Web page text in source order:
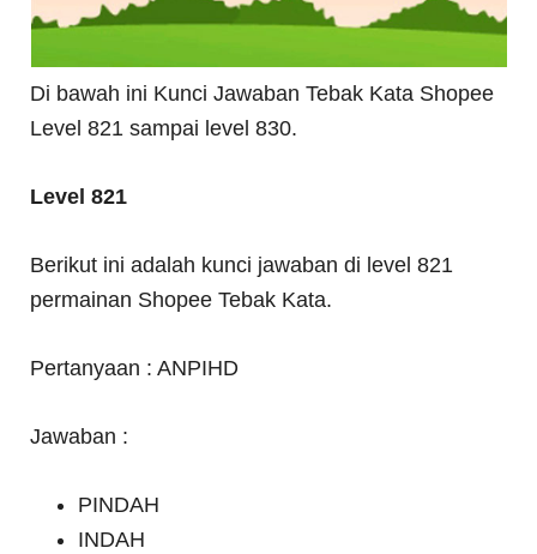
Di bawah ini Kunci Jawaban Tebak Kata Shopee
Level 821 sampai level 830.
Level 821
Berikut ini adalah kunci jawaban di level 821
permainan Shopee Tebak Kata.
Pertanyaan : ANPIHD
Jawaban :
PINDAH
INDAH